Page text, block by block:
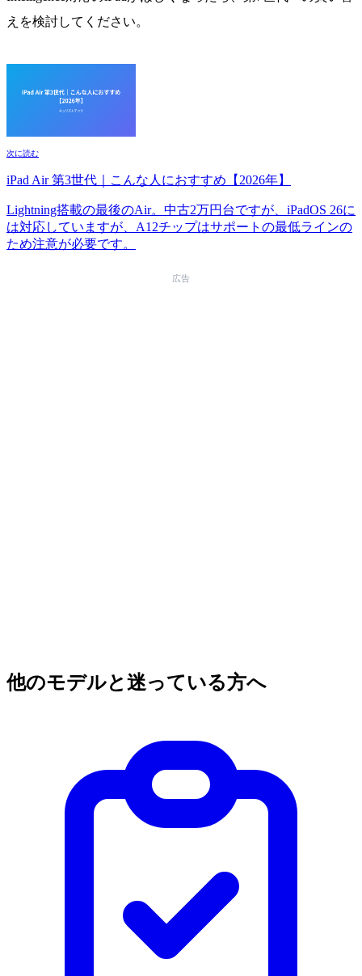
えを検討してください。
次に読む
iPad Air 第3世代｜こんな人におすすめ【2026年】
Lightning搭載の最後のAir。中古2万円台ですが、iPadOS 26に
は対応していますが、A12チップはサポートの最低ラインの
ため注意が必要です。
広告
他のモデルと迷っている方へ